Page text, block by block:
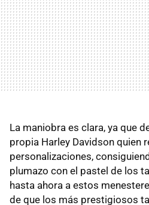
La maniobra es clara, ya que
propia Harley Davidson quien
personalizaciones,
plumazo con el pastel de los
hasta ahora a estos
de que los más prestigiosos